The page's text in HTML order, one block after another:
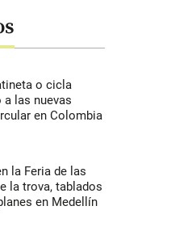
o cicla
a las nuevas
en Colombia
la Feria de las
la trova, tablados
en Medellín